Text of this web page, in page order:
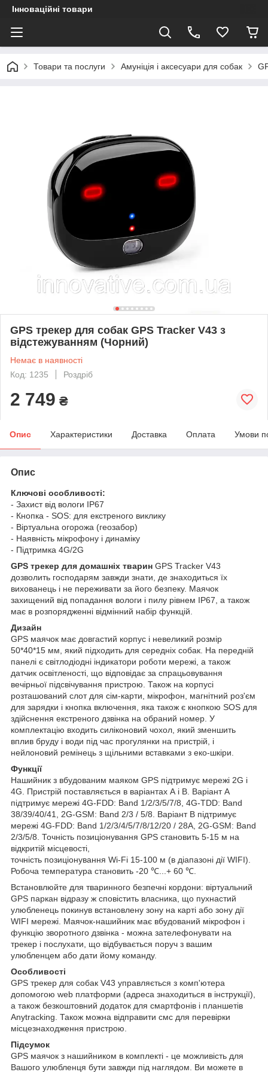
Інноваційні товари
Товари та послуги Амуніція і аксесуари для собак
GPS трекер для собак GPS Tracker V43 з
відстежуванням (Чорний)
Немає в наявності
Код: 1235
Роздріб
2 749 ₴
Опис Характеристики Доставка Оплата Умови
Опис
Ключові особливості:
- Захист від вологи IP67
- Кнопка - SOS: для екстреного виклику
- Віртуальна огорожа (геозабор)
- Наявність мікрофону і динаміку
- Підтримка 4G/2G
GPS трекер для домашніх тварин GPS Tracker V43
дозволить господарям завжди знати, де знаходиться їх
вихованець і не переживати за його безпеку. Маячок
захищений від попадання вологи і пилу рівнем IP67, а також
має в розпорядженні відмінний набір функцій.
Дизайн
GPS маячок має довгастий корпус і невеликий розмір
50*40*15 мм, який підходить для середніх собак. На передній
панелі є світлодіодні індикатори роботи мережі, а також
датчик освітленості, що відповідає за спрацьовування
вечірньої підсвічування пристрою. Також на корпусі
розташований слот для сім-карти, мікрофон, магнітний роз'єм
для зарядки і кнопка включення, яка також є кнопкою SOS для
здійснення екстреного дзвінка на обраний номер. У
комплектацію входить силіконовий чохол, який зменшить
вплив бруду і води під час прогулянки на пристрій, і
нейлоновий ремінець з щільними вставками з еко-шкіри.
Функції
Нашийник з вбудованим маяком GPS підтримує мережі 2G і
4G. Пристрій поставляється в варіантах А і В. Варіант A
підтримує мережі 4G-FDD: Band 1/2/3/5/7/8, 4G-TDD: Band
38/39/40/41, 2G-GSM: Band 2/3 / 5/8. Варіант B підтримує
мережі 4G-FDD: Band 1/2/3/4/5/7/8/12/20 / 28A, 2G-GSM: Band
2/3/5/8. Точність позиціонування GPS становить 5-15 м на
відкритій місцевості,
точність позиціонування Wi-Fi 15-100 м (в діапазоні дії WIFI).
Робоча температура становить -20 ℃...+ 60 ℃.
Встановлюйте для тваринного безпечні кордони: віртуальний
GPS паркан відразу ж сповістить власника, що пухнастий
улюбленець покинув встановлену зону на карті або зону дії
WIFI мережі. Маячок-нашийник має вбудований мікрофон і
функцію зворотного дзвінка - можна зателефонувати на
трекер і послухати, що відбувається поруч з вашим
улюбленцем або дати йому команду.
Особливості
GPS трекер для собак V43 управляється з комп'ютера
допомогою web платформи (адреса знаходиться в інструкції),
а також безкоштовний додаток для смартфонів і планшетів
Anytracking. Також можна відправити смс для перевірки
місцезнаходження пристрою.
Підсумок
GPS маячок з нашийником в комплекті - це можливість для
Вашого улюбленця бути завжди під наглядом. Ви можете в